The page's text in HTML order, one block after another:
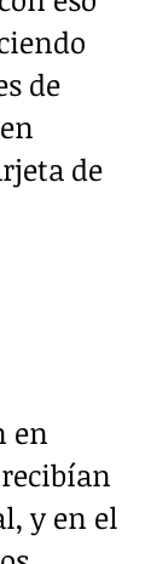
de
de
en
y en el